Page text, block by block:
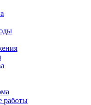
работы